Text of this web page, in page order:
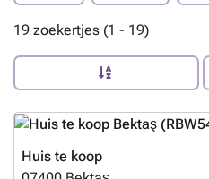
19 zoekertjes (1 - 19)
Huis te koop